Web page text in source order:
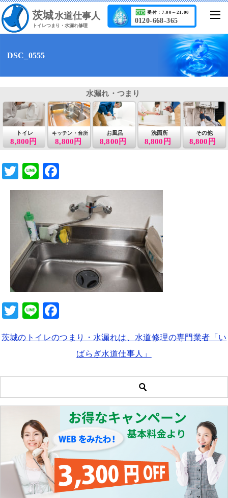
茨城水道仕事人
トイレつまり・水漏れ修理
0120-668-365
受付：7:00～21:00
DSC_0555
8,800円
トイレ
8,800円
キッチン・台所 お風呂
8,800円
洗面所
8,800円
その他
8,800円
水漏れ・つまり
T
wi
er
Li
n a
e
b
o
o
k
T
tt
Li
e c
b
o
茨城のトイレのつまり・水漏れは、水道修理の専門業者「い
ばらぎ水道仕事人」